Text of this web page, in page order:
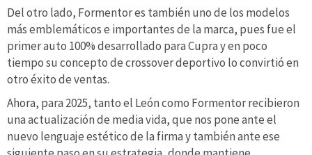
Del otro lado, Formentor es también uno de los modelos
más emblemáticos e importantes de la marca, pues fue el
primer auto 100% desarrollado para Cupra y en poco
tiempo su concepto de crossover deportivo lo convirtió en
otro éxito de ventas.
Ahora, para 2025, tanto el León como Formentor recibieron
una actualización de media vida, que nos pone ante el
nuevo lenguaje estético de la firma y también ante ese